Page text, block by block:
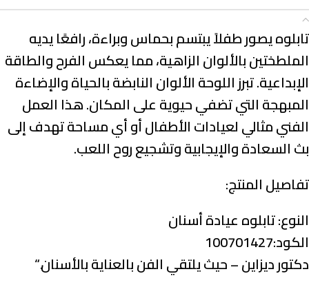
تابلوه يصور طفلاً يبتسم بحماس وبراءة، رافعًا يديه
الملطختين بالألوان الزاهية، مما يعكس الفرح والطاقة
الإبداعية. تبرز اللوحة الألوان النابضة بالحياة والإضاءة
المبهجة التي تضفي حيوية على المكان. هذا العمل
الفني مثالي لعيادات الأطفال أو أي مساحة تهدف إلى
بث السعادة والإيجابية وتشجيع روح اللعب.
تفاصيل المنتج:
النوع:تابلوه عيادة أسنان
الكود:100701427
دكتور ديزاين – حيث يلتقي الفن بالعناية بالأسنان.“